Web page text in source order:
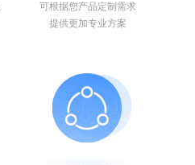
可根据您产品定制需求
提供更加专业方案